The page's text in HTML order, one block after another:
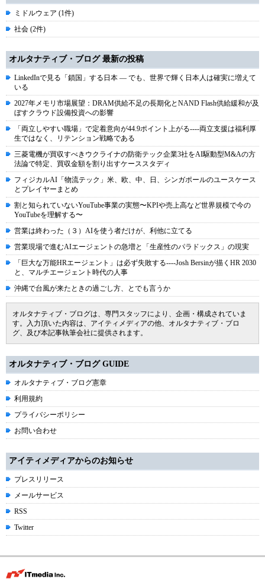
ミドルウェア (1件)
社会 (2件)
オルタナティブ・ブログ 最新の投稿
LinkedInで見る「鎖国」する日本 ― でも、世界で輝く日本人は確実に増えて
いる
2027年メモリ市場展望：DRAM供給不足の長期化とNAND Flash供給緩和が及
ぼすクラウド設備投資への影響
「両立しやすい職場」で定着意向が44.9ポイント上がる----両立支援は福利厚
生ではなく、リテンション戦略である
三菱電機が買収すべきウクライナの防衛テック企業3社をAI駆動型M&Aの方
法論で特定、買収金額を割り出すケーススタディ
フィジカルAI「物流テック」米、欧、中、日、シンガポールのユースケース
とプレイヤーまとめ
割と知られていないYouTube事業の実態〜KPIや売上高など世界規模で今の
YouTubeを理解する〜
営業は終わった（３）AIを使う者だけが、利他に立てる
営業現場で進むAIエージェントの急増と「生産性のパラドックス」の現実
「巨大な万能HRエージェント」は必ず失敗する----Josh Bersinが描くHR 2030
と、マルチエージェント時代の人事
沖縄で台風が来たときの過ごし方、とでも言うか
オルタナティブ・ブログは、専門スタッフにより、企画・構成されていま
す。入力頂いた内容は、アイティメディアの他、オルタナティブ・ブロ
グ、及び本記事執筆会社に提供されます。
オルタナティブ・ブログ GUIDE
オルタナティブ・ブログ憲章
利用規約
プライバシーポリシー
お問い合わせ
アイティメディアからのお知らせ
プレスリリース
メールサービス
RSS
Twitter